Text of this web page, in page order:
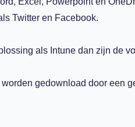
Twitter en Facebook.
als Intune dan zijn de
gedownload door een